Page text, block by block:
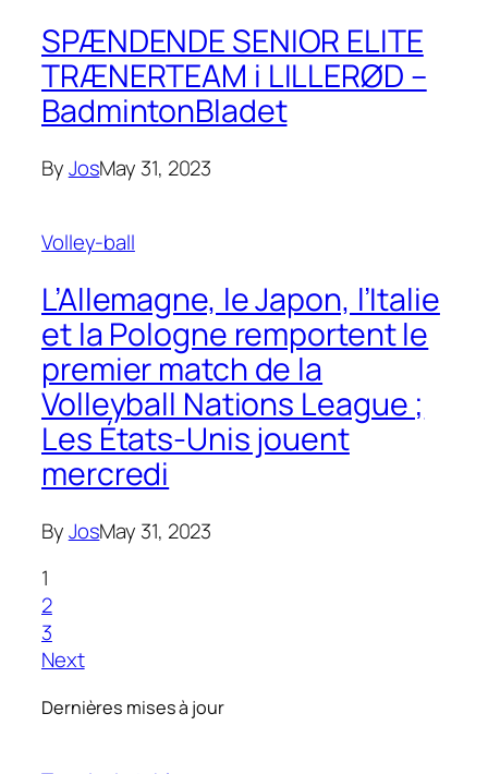
SPÆNDENDE SENIOR ELITE
TRÆNERTEAM i LILLERØD –
BadmintonBladet
ByJosMay 31, 2023
Volley-ball
L’Allemagne, le Japon, l’Italie
et la Pologne remportent le
premier match de la
Volleyball Nations League ;
Les États-Unis jouent
mercredi
ByJosMay 31, 2023
1
2
3
Next
Dernières mises à jour